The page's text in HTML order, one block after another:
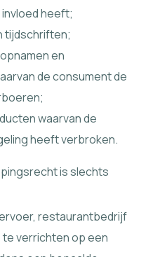
heeft;
tijdschriften;
en
de consument de
waarvan de
heeft verbroken.
is slechts
restaurantbedrijf
verrichten op een